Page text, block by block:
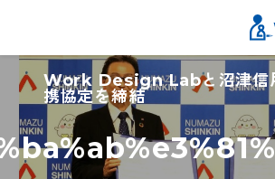
Work Design Labと沼津信
携協定を締結